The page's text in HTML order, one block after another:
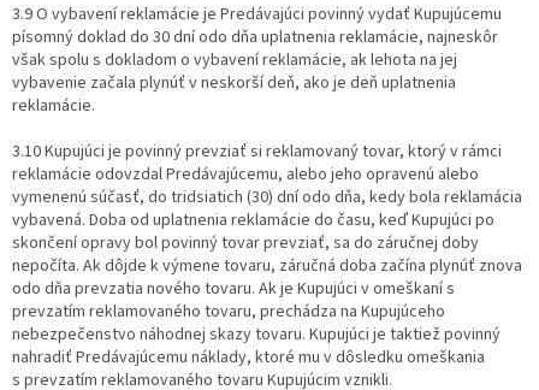
3.9 O vybavení reklamácie je Predávajúci povinný vydať Kupujúcemu
písomný doklad do 30 dní odo dňa uplatnenia reklamácie, najneskôr
však spolu s dokladom o vybavení reklamácie, ak lehota na jej
vybavenie začala plynúť v neskorší deň, ako je deň uplatnenia
reklamácie.
3.10 Kupujúci je povinný prevziať si reklamovaný tovar, ktorý v rámci
reklamácie odovzdal Predávajúcemu, alebo jeho opravenú alebo
vymenenú súčasť, do tridsiatich (30) dní odo dňa, kedy bola reklamácia
vybavená. Doba od uplatnenia reklamácie do času, keď Kupujúci po
skončení opravy bol povinný tovar prevziať, sa do záručnej doby
nepočíta. Ak dôjde k výmene tovaru, záručná doba začína plynúť znova
odo dňa prevzatia nového tovaru. Ak je Kupujúci v omeškaní s
prevzatím reklamovaného tovaru, prechádza na Kupujúceho
nebezpečenstvo náhodnej skazy tovaru. Kupujúci je taktiež povinný
nahradiť Predávajúcemu náklady, ktoré mu v dôsledku omeškania
s prevzatím reklamovaného tovaru Kupujúcim vznikli.